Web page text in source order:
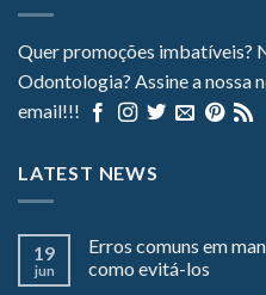
Quer promoções imbatíveis?
Odontologia? Assine a nossa
email!!!
LATEST NEWS
19
jun
Erros comuns em
como evitá-los